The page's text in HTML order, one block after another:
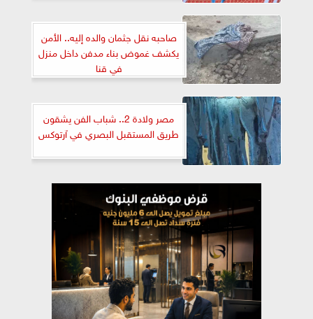
صاحبه نقل جثمان والده إليه.. الأمن
يكشف غموض بناء مدفن داخل منزل
في قنا
مصر ولادة 2.. شباب الفن يشقون
طريق المستقبل البصري في آرتوكس